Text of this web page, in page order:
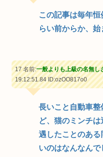
この記事は毎年恒
らい前からか、始
17 名前:一般よりも上級の名無し
19:12:51.84ID:ozOO817o0
長いこと自動車
ど、猫のミンチ
遇したことのあ
いのはなんなんで